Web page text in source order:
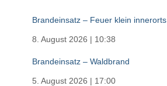
Brandeinsatz – Feuer klein innerorts
8. August 2026 | 10:38
Brandeinsatz – Waldbrand
5. August 2026 | 17:00